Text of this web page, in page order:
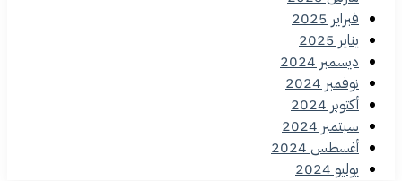
فبراير 2025
يناير 2025
ديسمبر 2024
نوفمبر 2024
أكتوبر 2024
سبتمبر 2024
أغسطس 2024
يوليو 2024